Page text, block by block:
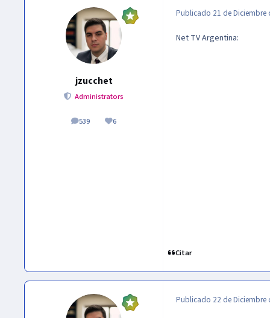
jzucchet
Administrators
539
publicaciones
6
Reputación
Publicado 21 de Diciembre
Net TV Argentina:
Citar
Publicado 22 de Diciembre